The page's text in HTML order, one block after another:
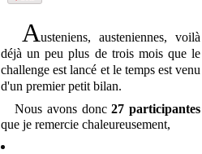
Austeniens, austeniennes, voilà
déjà un peu plus de trois mois que le
challenge est lancé et le temps est venu
d'un premier petit bilan.
Nous avons donc27 participantes
que je remercie chaleureusement,